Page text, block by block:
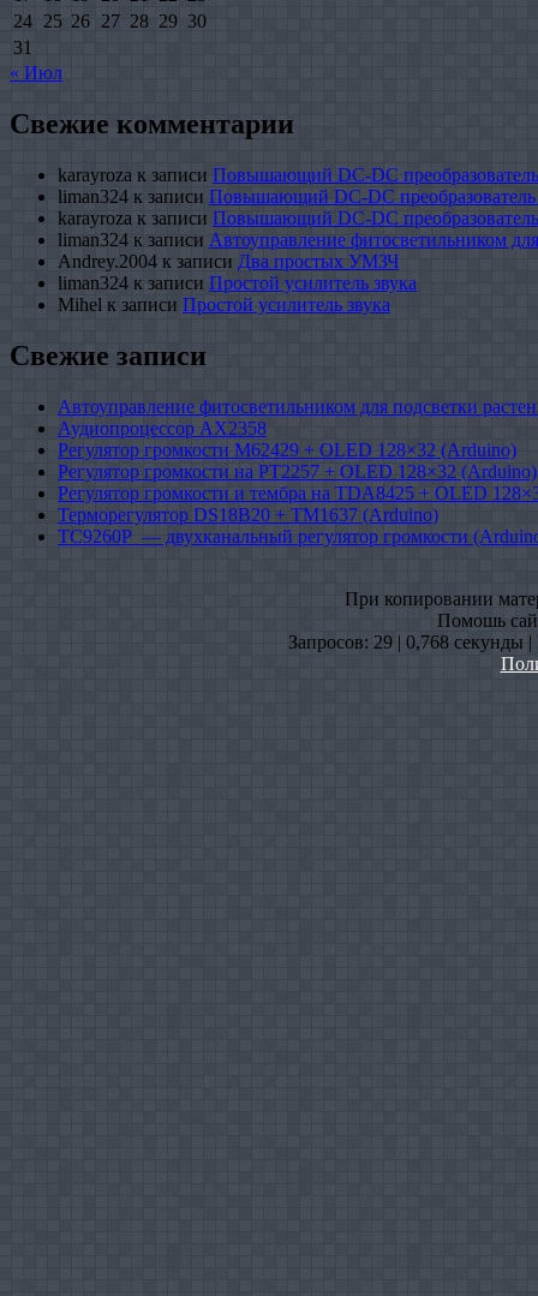
24 25 26 27 28 29 30
31
« Июл
Свежие комментарии
karayroza к записи Повышающий DC-DC
liman324 к записи Повышающий DC-DC
karayroza к записи Повышающий DC-DC
liman324 к записи Автоуправление фитосветильником
Andrey.2004 к записи Два простых УМЗЧ
liman324 к записи Простой усилитель звука
Mihel к записи Простой усилитель звука
Свежие записи
Автоуправление фитосветильником для подсветки
Аудиопроцессор AX2358
Регулятор громкости M62429 + OLED 128×32 (Arduino)
Регулятор громкости на PT2257 + OLED 128×32 (Arduino)
Регулятор громкости и тембра на TDA8425 + OLED
Терморегулятор DS18B20 + TM1637 (Arduino)
TC9260P — двухканальный регулятор громкости
При копировании
Помошь
Запросов: 29 | 0,768 секунды